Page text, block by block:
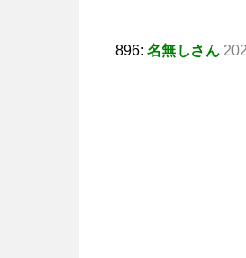
896: 名無しさん